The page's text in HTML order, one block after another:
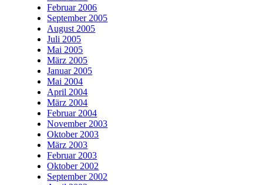
Februar 2006
September 2005
August 2005
Juli 2005
Mai 2005
März 2005
Januar 2005
Mai 2004
April 2004
März 2004
Februar 2004
November 2003
Oktober 2003
März 2003
Februar 2003
Oktober 2002
September 2002